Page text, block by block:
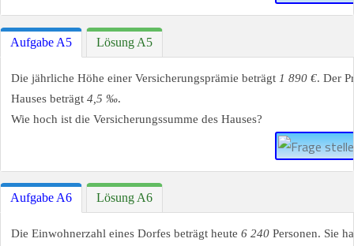
Aufgabe A5 Lösung A5
Die jährliche Höhe einer Versicherungsprämie beträgt 1 890 €. Der
Hauses beträgt 4,5 ‰.
Wie hoch ist die Versicherungssumme des Hauses?
Aufgabe A6 Lösung A6
Die Einwohnerzahl eines Dorfes beträgt heute 6 240 Personen. Sie